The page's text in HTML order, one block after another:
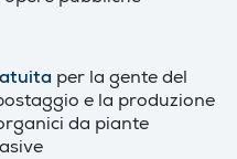
per la gente del
e la produzione
da piante